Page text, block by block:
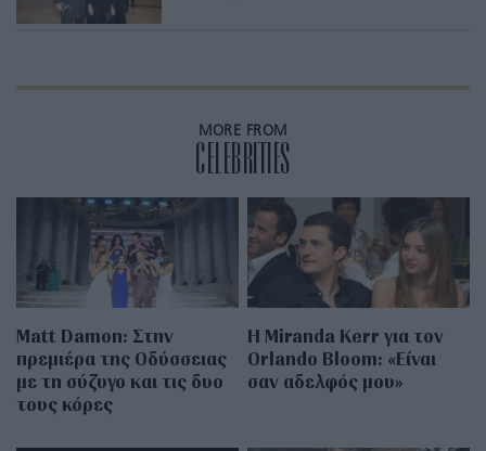
MORE FROM
CELEBRITIES
Matt Damon: Στην
πρεμιέρα της Οδύσσειας
με τη σύζυγο και τις δυο
τους κόρες
Η Miranda Kerr για τον
Orlando Bloom: «Είναι
σαν αδελφός μου»